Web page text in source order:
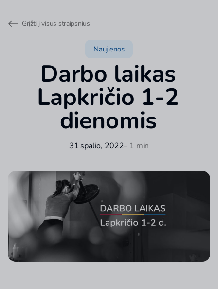
Grįžti į visus straipsnius
Naujienos
Darbo laikas
Lapkričio 1-2
dienomis
31 spalio, 2022– 1 min